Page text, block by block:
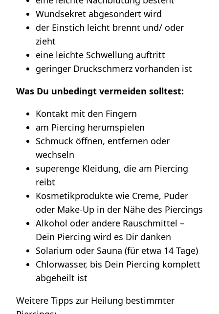
Wundsekret abgesondert wird
der Einstich leicht brennt und/ oder
zieht
eine leichte Schwellung auftritt
geringer Druckschmerz vorhanden ist
Was Du unbedingt vermeiden solltest:
Kontakt mit den Fingern
am Piercing herumspielen
Schmuck öffnen, entfernen oder
wechseln
superenge Kleidung, die am Piercing
reibt
Kosmetikprodukte wie Creme, Puder
oder Make-Up in der Nähe des Piercings
Alkohol oder andere Rauschmittel –
Dein Piercing wird es Dir danken
Solarium oder Sauna (für etwa 14 Tage)
Chlorwasser, bis Dein Piercing komplett
abgeheilt ist
Weitere Tipps zur Heilung bestimmter